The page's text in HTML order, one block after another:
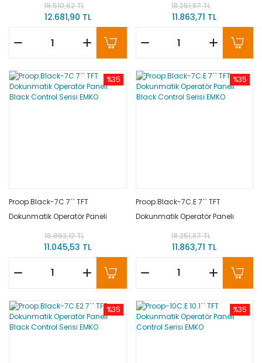
19.510,62 TL
12.681,90 TL
18.251,87 TL
11.863,71 TL
%35
Proop.Black-7C 7`` TFT
Dokunmatik Operatör Paneli
Black Control Serisi EMKO
16.993,12 TL
11.045,53 TL
%35
Proop.Black-7C.E 7`` TFT
Dokunmatik Operatör Paneli
Black Control Serisi EMKO
18.251,87 TL
11.863,71 TL
%35 %35